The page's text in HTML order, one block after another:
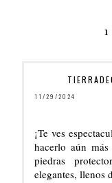
11/29/2024
¡Te ves
hacerlo aún
piedras
elegantes, llenos